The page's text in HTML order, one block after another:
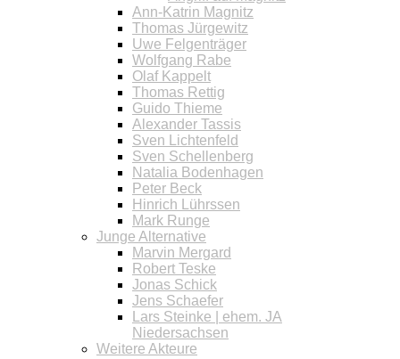
Ann-Katrin Magnitz
Thomas Jürgewitz
Uwe Felgenträger
Wolfgang Rabe
Olaf Kappelt
Thomas Rettig
Guido Thieme
Alexander Tassis
Sven Lichtenfeld
Sven Schellenberg
Natalia Bodenhagen
Peter Beck
Hinrich Lührssen
Mark Runge
Junge Alternative
Marvin Mergard
Robert Teske
Jonas Schick
Jens Schaefer
Lars Steinke | ehem. JA
Niedersachsen
Weitere Akteure